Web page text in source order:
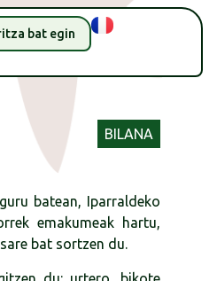
bat egin
BILANA
batean, Iparraldeko
emakumeak hartu,
bat sortzen du.